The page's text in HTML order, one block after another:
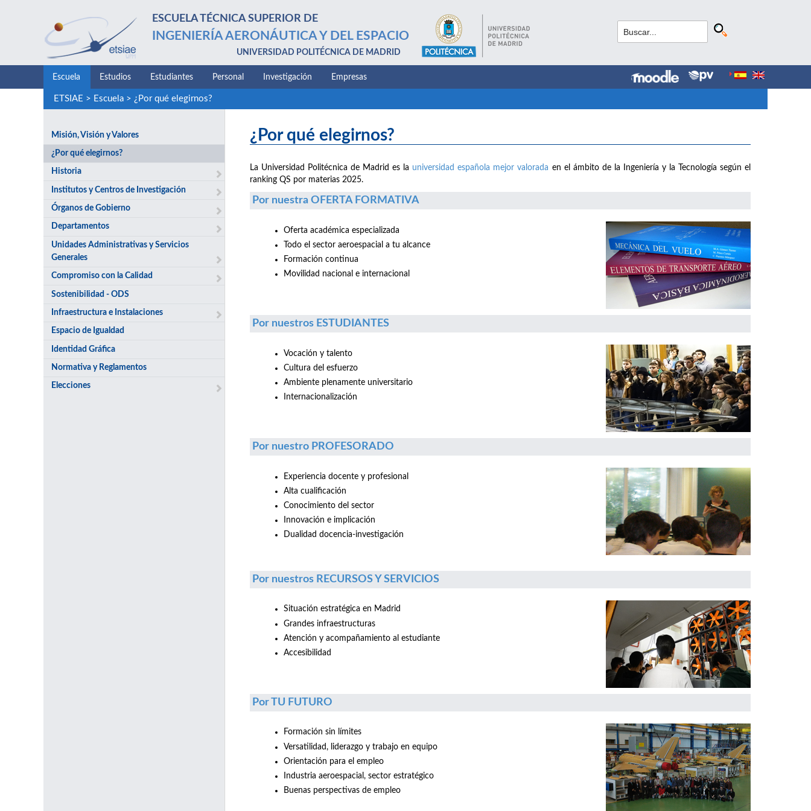
ESCUELA TÉCNICA SUPERIOR DE
INGENIERÍA AERONÁUTICA Y DEL ESPACIO
UNIVERSIDAD POLITÉCNICA DE MADRID
Escuela Estudios Estudiantes Personal Investigación Empresas
ETSIAE > Escuela> ¿Por qué elegirnos?
Misión, Visión y Valores
¿Por qué elegirnos?
Historia
Institutos y Centros de Investigación
Órganos de Gobierno
Departamentos
Unidades Administrativas y Servicios
Generales
Compromiso con la Calidad
Sostenibilidad - ODS
Infraestructura e Instalaciones
Espacio de Igualdad
Identidad Gráfica
Normativa y Reglamentos
Elecciones
¿Por qué elegirnos?
La Universidad Politécnica de Madrid es la universidad española mejor valorada en el ámbito de la Ingeniería y la Tecnología según el
ranking QS por materias 2025.
Por nuestra OFERTA FORMATIVA
Oferta académica especializada
Todo el sector aeroespacial a tu alcance
Formación continua
Movilidad nacional e internacional
Por nuestros ESTUDIANTES
Vocación y talento
Cultura del esfuerzo
Ambiente plenamente universitario
Internacionalización
Por nuestro PROFESORADO
Experiencia docente y profesional
Alta cualificación
Conocimiento del sector
Innovación e implicación
Dualidad docencia-investigación
Por nuestros RECURSOS Y SERVICIOS
Situación estratégica en Madrid
Grandes infraestructuras
Atención y acompañamiento al estudiante
Accesibilidad
Por TU FUTURO
Formación sin límites
Versatilidad, liderazgo y trabajo en equipo
Orientación para el empleo
Industria aeroespacial, sector estratégico
Buenas perspectivas de empleo